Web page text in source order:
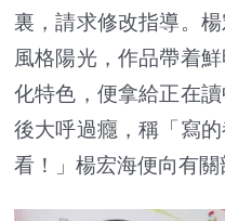
裏，請求修改指導。
風格陽光，作品帶着
化特色，便拿給正在
後大呼過癮，稱「寫
看！」楊宏海便向有關